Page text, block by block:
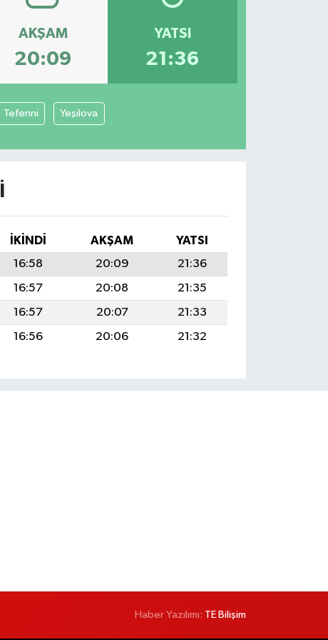
AKŞAM
20:09
YATSI
21:36
Tefenni Yeşilova
İKINDI AKŞAM
YATSI
16:58 20:09
21:36
16:57 20:08
21:35
16:57 20:07
21:33
16:56 20:06 21:32
Haber Yazılımı: TE Bilişim